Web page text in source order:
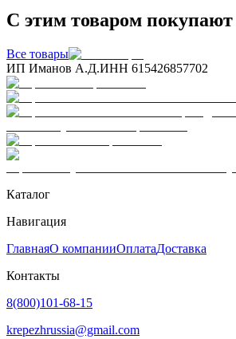
С этим товаром покупают
Все товары
ИП Иманов А.Д.ИНН 615426857702
Каталог
Навигация
ГлавнаяО компанииОплатаДоставка
Контакты
8(800)101-68-15
krepezhrussia@gmail.com